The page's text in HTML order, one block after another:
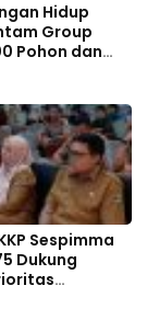
Hidup
Group
Pohon dan
Sofifi
Sespimma
Dukung
Pangan